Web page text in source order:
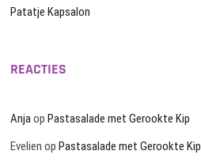
Patatje Kapsalon
REACTIES
Anjaop Pastasalade met Gerookte Kip
Evelien op Pastasalade met Gerookte Kip